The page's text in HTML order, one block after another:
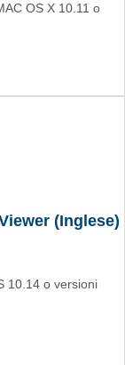
OS X 10.11 o
(Inglese)
10.14 o versioni